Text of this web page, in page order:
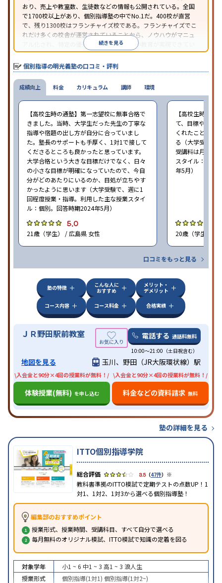
おり、売上や教室数、生徒数などの情報も公開されている。全国
で1700校以上があり、個別指導塾の中でNo.1だ。400校が直営
で、残り1300校はフランチャイズ校である。フランチャイズでこ
れだけ多くの校舎が運営されていることから、ノウハウがマニュ
アル化され、特定の優秀な人材に依存しない教育が実現できてい
ることが推測される。
続きを見る
個別指導の明光義塾の口コミ・評判
成績向上
【高校生時の通塾】第一志望校に無事合格で
きました。当時、大学生だった先生の丁寧な
指導や宿題の出し方が自分に合っていまし
た。塾長のサポートも手厚く、1対1で接して
くださるところも良かったと思っています。
大学合格という大きな目標だけでなく、日々
の小さな目標が明確になっていたので、今自
分がどのあたりにいるのか、目処が立ちやす
かったように思います（大学受験で、週に1
回程度授業・指導。利用した主な授業スタイ
ル：個別。回答時期2024年5月）
5.0
21歳（学生） / 広島県 女性
【高校生時の通
て、目標や勉強
くれたことが、
る（大学受験で
受講料は月
スタイル：個別
年5月）
20歳（学生） /
口コミをもっと見る
料金 カリキュラム 講師 環境
塾の特徴
こんな人に
おすすめ
メリット・
デメリット
コース内容
コース料金 合格実績
ＪＲ野田駅前教室 電話する 通話料無料
10:00〜21:00（土日祝含む）
地図を見る 玉川、野田（JR大阪環状線）駅
\入会金と90分×4回の授業料が無料！/
体験授業(無料) を申し込む
\入会金と90分×4回の授業料が無料！/
料金などの資料請求 無料
塾の詳細を見る
ITTO個別指導学院
3.5（47件） ※
教科書準拠のITTO模試で定期テストの点数UP！1
対1、1対2、1対3から選べる個別指導塾！
編集部のおすすめポイント
授業形式、授業時間、受講科目、すべて自分で選べる
毎月無料のオリジナル模試、ITTO模試で知識の定着を図る
対象学年 小1 ~ 6 中1 ~ 3 高1 ~ 3 浪人生
授業形式
個別指導(1対1) 個別指導(1対2~)